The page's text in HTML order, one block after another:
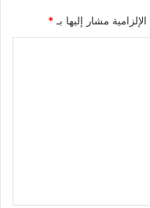
مشار إليها بـ *